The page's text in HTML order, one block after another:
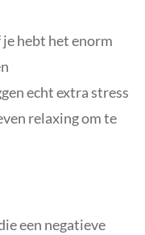
hebt het enorm
echt extra stress
relaxing om te
een negatieve